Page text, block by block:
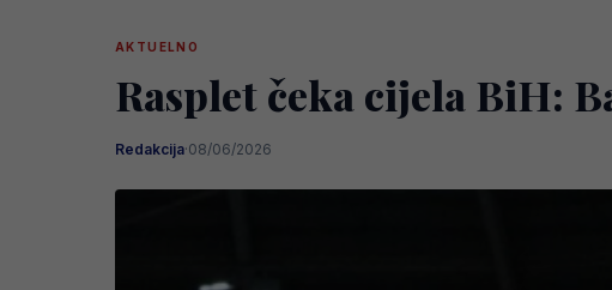
AKTUELNO
Rasplet čeka cijela BiH:
Redakcija·08/06/2026